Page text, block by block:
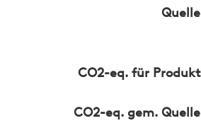
Quelle
CO2-eq. für Produkt
CO2-eq. gem. Quelle